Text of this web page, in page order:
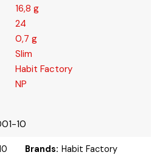
16,8 g
24
0,7 g
Slim
Habit Factory
NP
10
Brands: Habit Factory